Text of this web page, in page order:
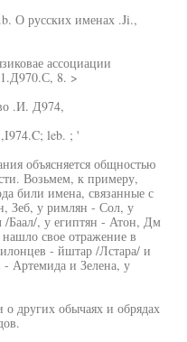
О русских именах .Ji.,
ассоциации
8. >
.И. Д974,
leb. ; '
объясняется общностью
Возьмем, к примеру,
били имена, связанные с
Зеб, у римлян - Сол, у
/Баал/, у египтян - Атон, Дм
свое отражение в
- йштар /Лстара/ и
Артемида и Зелена, у
о других обычаях и обрядах